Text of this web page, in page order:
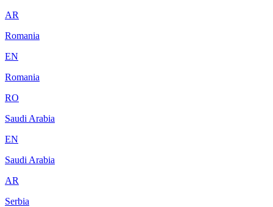
AR
Romania
EN
Romania
RO
Saudi Arabia
EN
Saudi Arabia
AR
Serbia